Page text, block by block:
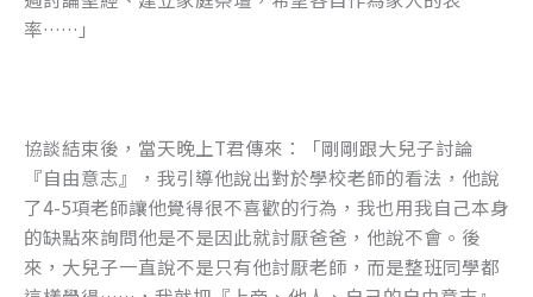
率……」
協談結束後，當天晚上T君傳來：「剛剛跟大兒子討論
『自由意志』，我引導他說出對於學校老師的看法，他說
了4-5項老師讓他覺得很不喜歡的行為，我也用我自己本身
的缺點來詢問他是不是因此就討厭爸爸，他說不會。後
來，大兒子一直說不是只有他討厭老師，而是整班同學都